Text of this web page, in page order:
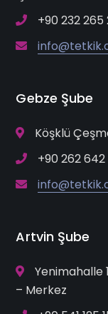
+90 232 265
Gebze Şube
Köşklü
+90 262
Artvin Şube
Yenimahalle
– Merkez